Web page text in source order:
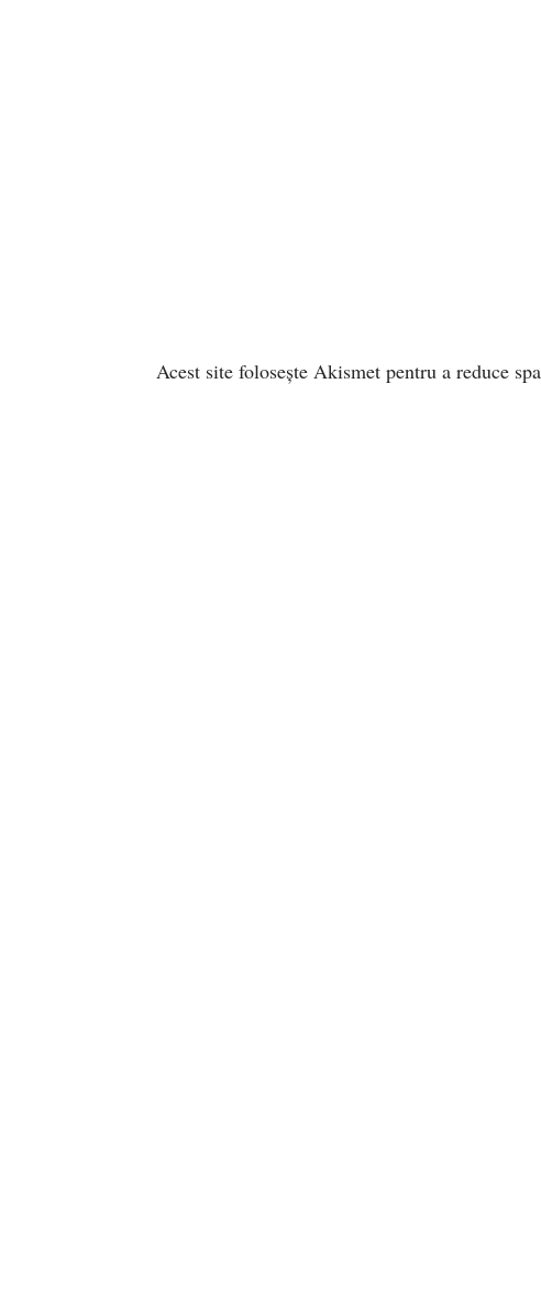
Acest site folosește Akismet pentru a reduce